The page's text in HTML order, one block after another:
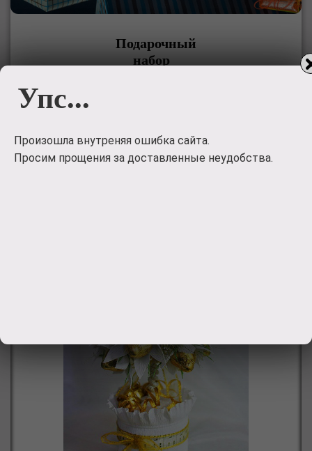
Подарочный
набор
Дарите вкусные эмоции пупсикам, рыбкам, зайкам,
650руб.
Упс...
Произошла внутреняя ошибка сайта.
Просим прощения за доставленные неудобства.